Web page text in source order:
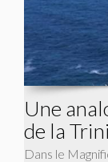
Une
de la
Dans le